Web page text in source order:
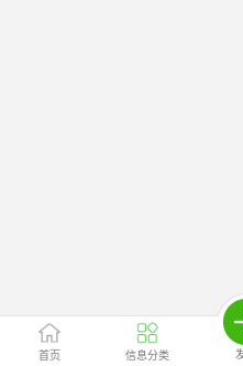
首页 信息分类